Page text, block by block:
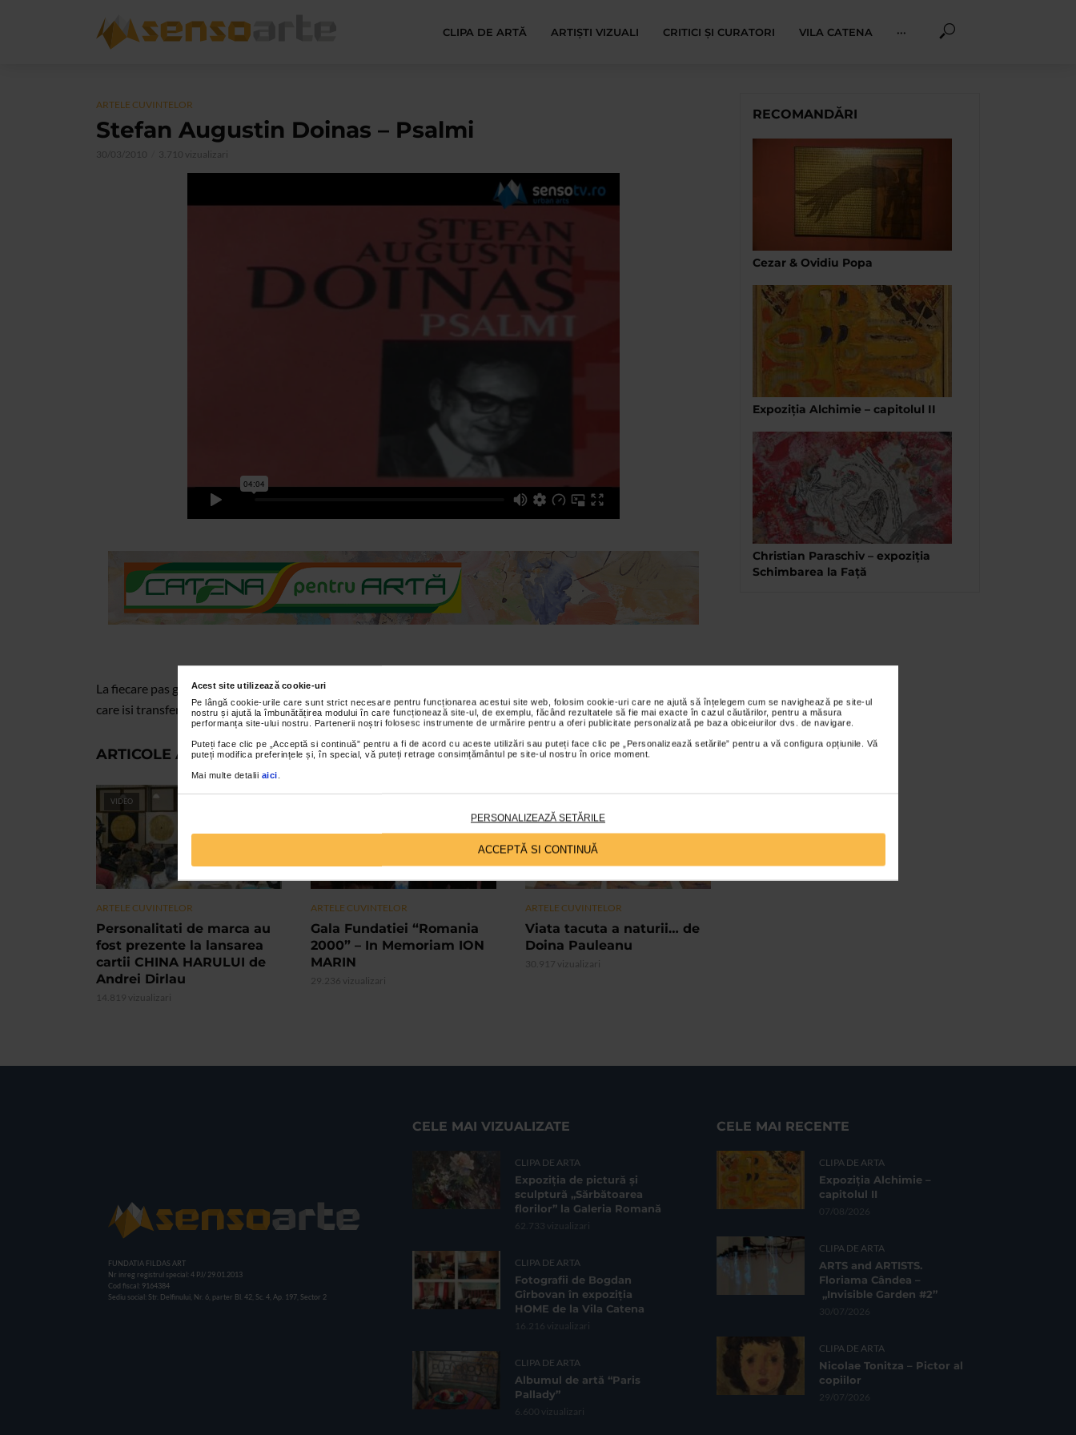
Acest site utilizează cookie-uri
Pe lângă cookie-urile care sunt strict necesare pentru funcționarea acestui site web, folosim cookie-uri care ne ajută să înțelegem cum se navighează pe site-ul
nostru și ajută la îmbunătățirea modului în care funcționează site-ul, de exemplu, făcând rezultatele să fie mai exacte în cazul căutărilor, pentru a măsura
performanța site-ului nostru. Partenerii noștri folosesc instrumente de urmărire pentru a oferi publicitate personalizată pe baza obiceiurilor dvs. de navigare.
Puteți face clic pe „Acceptă si continuă” pentru a fi de acord cu aceste utilizări sau puteți face clic pe „Personalizează setările” pentru a vă configura opțiunile. Vă
puteți modifica preferințele și, în special, vă puteți retrage consimțământul pe site-ul nostru în orice moment.
Mai multe detalii aici
PERSONALIZEAZĂ SETĂRILE
ACCEPTĂ SI CONTINUĂ
CLIPA DE ARTĂ ARTIȘTI VIZUALI CRITICI ȘI CURATORI VILA CATENA ···
ARTELE CUVINTELOR
Stefan Augustin Doinas – Psalmi
30/03/2010 3.710 vizualizari
La fiecare pas gresesc si sufar verdictul fiecarei clipe. Orice poet care isi traieste viata din poezie are un moment in
care isi transfera situatia afisata in metafora, intr-o ruga.
ARTICOLE ASEMANATOARE
VIDEO
ARTELE CUVINTELOR
Personalitati de marca au
fost prezente la lansarea
cartii CHINA HARULUI de
Andrei Dirlau
14.819 vizualizari
ARTELE CUVINTELOR
Gala Fundatiei “Romania
2000” – In Memoriam ION
MARIN
29.236 vizualizari
ARTELE CUVINTELOR
Viata tacuta a naturii… de
Doina Pauleanu
30.917 vizualizari
RECOMANDĂRI
Cezar & Ovidiu Popa
Expoziția Alchimie – capitolul II
Christian Paraschiv – expoziția
Schimbarea la Față
FUNDATIA FILDAS ART
Nr inreg registrul special: 4 PJ/ 29.01.2013
Cod fiscal: 9164384
Sediu social: Str. Delfinului, Nr. 6, parter Bl. 42, Sc. 4, Ap. 197, Sector 2
CELE MAI VIZUALIZATE
CLIPA DE ARTA
Expoziția de pictură și
sculptură „Sărbătoarea
florilor” la Galeria Romană
62.733 vizualizari
CLIPA DE ARTA
Fotografii de Bogdan
Gîrbovan în expoziția
HOME de la Vila Catena
16.216 vizualizari
CLIPA DE ARTA
Albumul de artă “Paris
Pallady”
6.600 vizualizari
CELE MAI RECENTE
CLIPA DE ARTA
Expoziția Alchimie –
capitolul II
07/08/2026
CLIPA DE ARTA
ARTS and ARTISTS.
Floriama Cândea –
„Invisible Garden #2”
30/07/2026
CLIPA DE ARTA
Nicolae Tonitza – Pictor al
copiilor
29/07/2026